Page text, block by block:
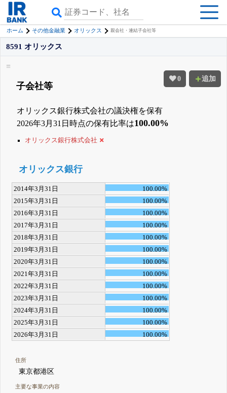
ホーム その他金融業 オリックス 親会社・連結子会社等
0 追加
8591 オリックス
子会社等
オリックス銀行株式会社の議決権を保有
2026年3月31日時点の保有比率は100.00%
オリックス銀行株式会社
オリックス銀行
2014年3月31日
100.00%
2015年3月31日
100.00%
2016年3月31日
100.00%
2017年3月31日
100.00%
2018年3月31日
100.00%
2019年3月31日
100.00%
2020年3月31日
100.00%
2021年3月31日
100.00%
2022年3月31日
100.00%
2023年3月31日
100.00%
2024年3月31日
100.00%
2025年3月31日
100.00%
2026年3月31日
100.00%
住所
東京都港区
主要な事業の内容